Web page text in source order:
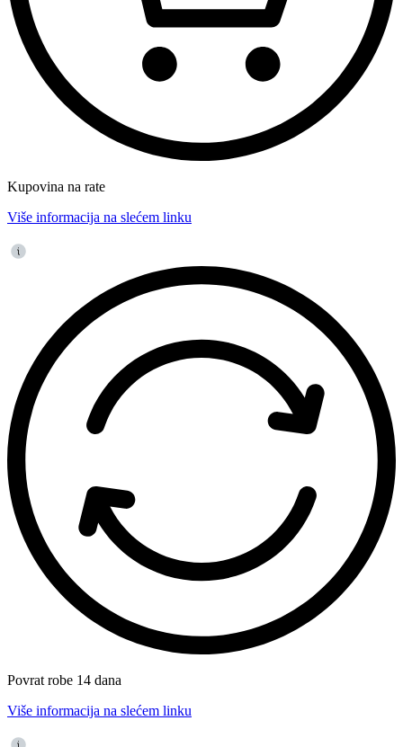
Kupovina na rate
Više informacija na slećem linku
Povrat robe 14 dana
Više informacija na slećem linku